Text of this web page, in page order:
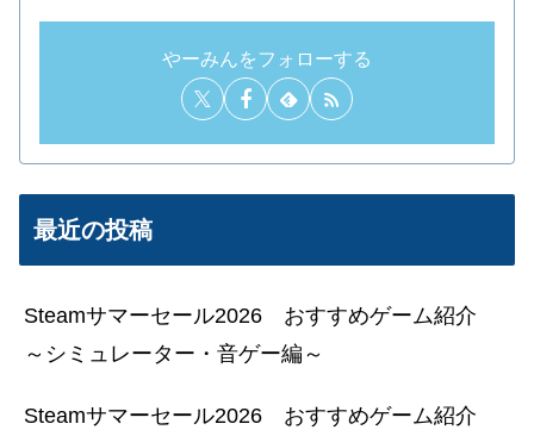
やーみんをフォローする
最近の投稿
Steamサマーセール2026 おすすめゲーム紹介
～シミュレーター・音ゲー編～
Steamサマーセール2026 おすすめゲーム紹介